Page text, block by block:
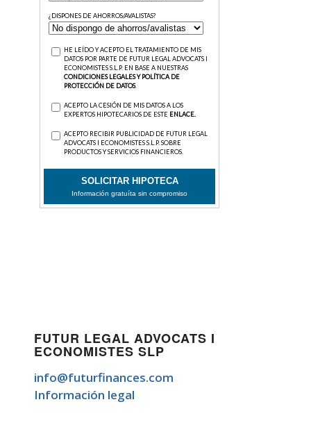
FUTUR LEGAL ADVOCATS I
ECONOMISTES SLP
info@futurfinances.com
Información legal